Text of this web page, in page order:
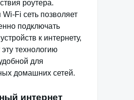
роутера.
Fi сеть позволяет
подключать
к интернету,
эту технологию
для
домашних сетей.
интернет